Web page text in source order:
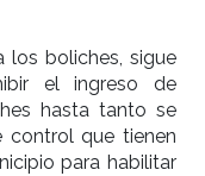
los boliches, sigue
el ingreso de
hasta tanto se
control que tienen
para habilitar